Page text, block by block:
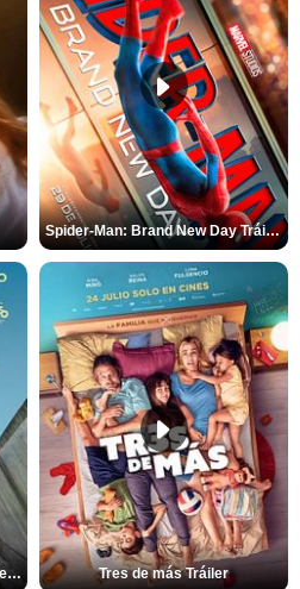
Spider-Man: Brand New Day Tráiler (3)
La última ronda en Venecia Tráiler VOSE Tres de más Tráiler